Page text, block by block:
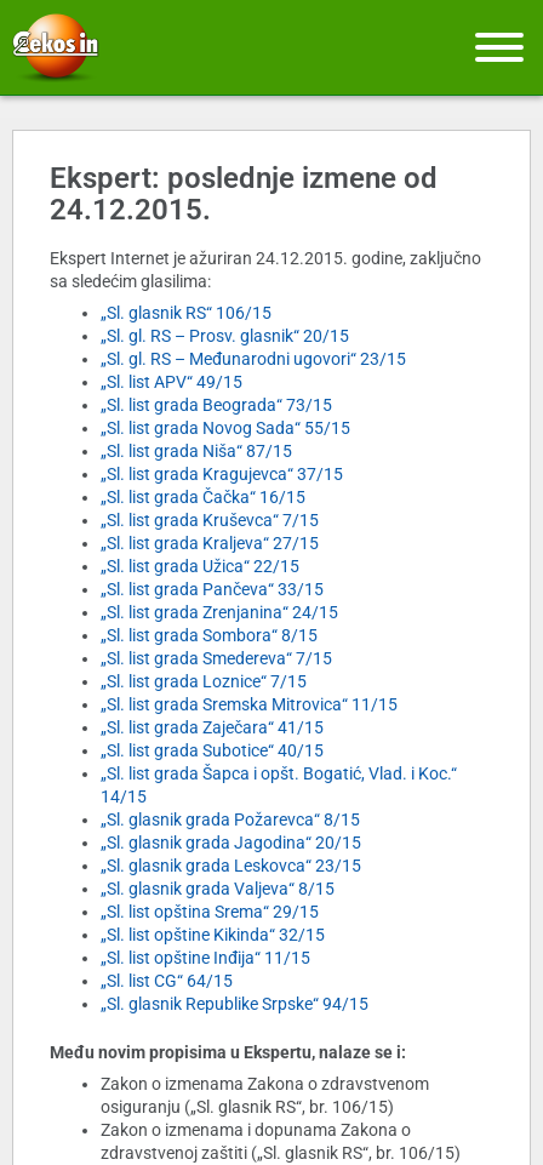
Ekspert: poslednje izmene od
24.12.2015.
Ekspert Internet je ažuriran 24.12.2015. godine, zaključno
sa sledećim glasilima:
„Sl. glasnik RS“ 106/15
„Sl. gl. RS – Prosv. glasnik“ 20/15
„Sl. gl. RS – Međunarodni ugovori“ 23/15
„Sl. list APV“ 49/15
„Sl. list grada Beograda“ 73/15
„Sl. list grada Novog Sada“ 55/15
„Sl. list grada Niša“ 87/15
„Sl. list grada Kragujevca“ 37/15
„Sl. list grada Čačka“ 16/15
„Sl. list grada Kruševca“ 7/15
„Sl. list grada Kraljeva“ 27/15
„Sl. list grada Užica“ 22/15
„Sl. list grada Pančeva“ 33/15
„Sl. list grada Zrenjanina“ 24/15
„Sl. list grada Sombora“ 8/15
„Sl. list grada Smedereva“ 7/15
„Sl. list grada Loznice“ 7/15
„Sl. list grada Sremska Mitrovica“ 11/15
„Sl. list grada Zaječara“ 41/15
„Sl. list grada Subotice“ 40/15
„Sl. list grada Šapca i opšt. Bogatić, Vlad. i Koc.“
14/15
„Sl. glasnik grada Požarevca“ 8/15
„Sl. glasnik grada Jagodina“ 20/15
„Sl. glasnik grada Leskovca“ 23/15
„Sl. glasnik grada Valjeva“ 8/15
„Sl. list opština Srema“ 29/15
„Sl. list opštine Kikinda“ 32/15
„Sl. list opštine Inđija“ 11/15
„Sl. list CG“ 64/15
„Sl. glasnik Republike Srpske“ 94/15
Među novim propisima u Ekspertu, nalaze se i:
Zakon o izmenama Zakona o zdravstvenom
osiguranju („Sl. glasnik RS“, br. 106/15)
Zakon o izmenama i dopunama Zakona o
zdravstvenoj zaštiti („Sl. glasnik RS“, br. 106/15)